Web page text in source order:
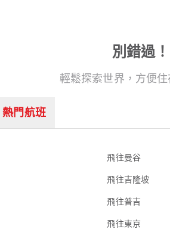
別錯過！
輕鬆探索世界，方便
熱門航班
飛往曼谷
飛往吉隆坡
飛往普吉
飛往東京